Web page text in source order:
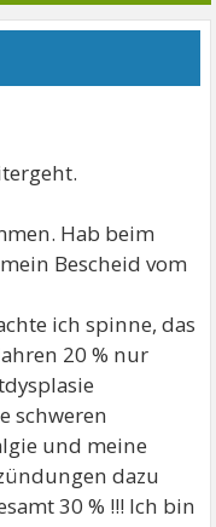
Hab beim
Bescheid vom
ich spinne, das
20 % nur
schweren
und meine
dazu
30 % !!! Ich bin